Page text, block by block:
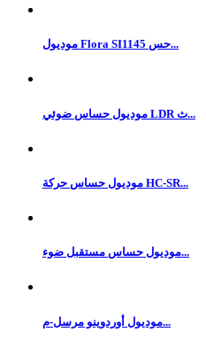
موديول Flora SI1145 حس...
موديول حساس ضوئي LDR ث...
موديول حساس حركة HC-SR...
موديول حساس مستقبل ضوء...
موديول أوردوينو مرسل-م...